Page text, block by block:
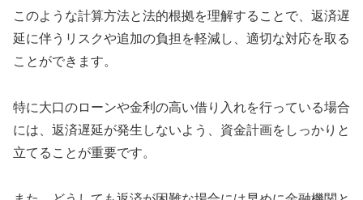
このような計算方法と法的根拠を理解することで、返済遅
延に伴うリスクや追加の負担を軽減し、適切な対応を取る
ことができます。
特に大口のローンや金利の高い借り入れを行っている場合
には、返済遅延が発生しないよう、資金計画をしっかりと
立てることが重要です。